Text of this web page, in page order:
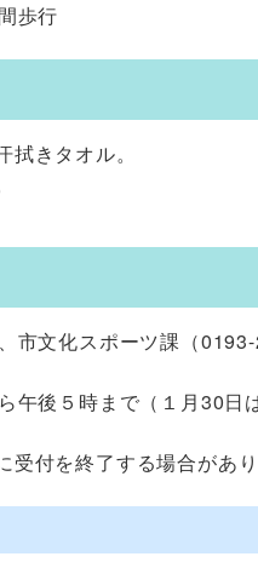
歩行
きタオル。
市文化スポーツ課（
午後５時まで（１月30日
受付を終了する場合があ